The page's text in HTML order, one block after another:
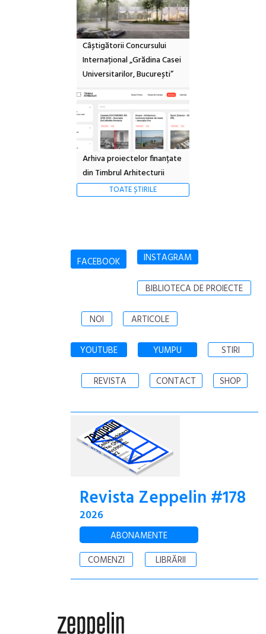
Câștigătorii Concursului
Internațional „Grădina Casei
Universitarilor, București”
Arhiva proiectelor finanțate
din Timbrul Arhitecturii
TOATE ȘTIRILE
FACEBOOK INSTAGRAM
BIBLIOTECA DE PROIECTE
NOI ARTICOLE
YOUTUBE YUMPU STIRI
REVISTA CONTACT SHOP
Revista Zeppelin #178
2026
ABONAMENTE
COMENZI
LIBRĂRII